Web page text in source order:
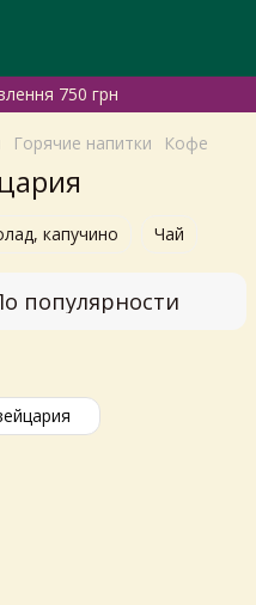
750 грн
Горячие напитки Кофе
капучино Чай
популярности